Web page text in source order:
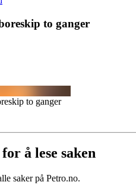
to ganger
to ganger
å lese saken
saker på Petro.no.